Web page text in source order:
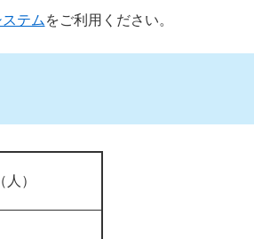
テム をご利用ください。
）